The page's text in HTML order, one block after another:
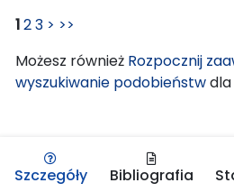
123 > >>
Możesz również Rozpocznij
wyszukiwanie podobieństwdla
Szczegóły Bibliografia